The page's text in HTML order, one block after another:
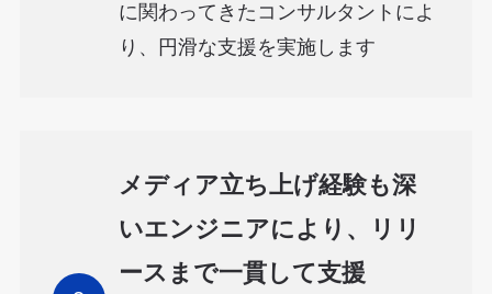
に関わってきたコンサルタントによ
り、円滑な支援を実施します
メディア立ち上げ経験も深
いエンジニアにより、リリ
ースまで一貫して支援